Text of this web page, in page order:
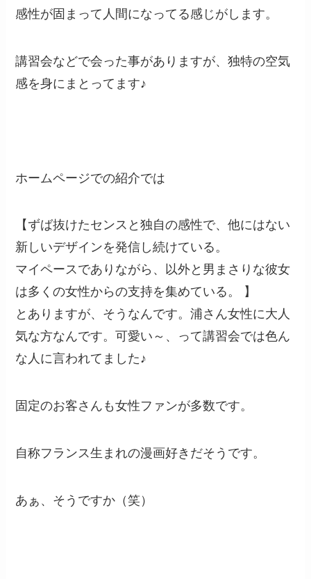
感性が固まって人間になってる感じがします。
講習会などで会った事がありますが、独特の空気
感を身にまとってます♪
ホームページでの紹介では
【ずば抜けたセンスと独自の感性で、他にはない
新しいデザインを発信し続けている。
マイペースでありながら、以外と男まさりな彼女
は多くの女性からの支持を集めている。 】
とありますが、そうなんです。浦さん女性に大人
気な方なんです。可愛い～、って講習会では色ん
な人に言われてました♪
固定のお客さんも女性ファンが多数です。
自称フランス生まれの漫画好きだそうです。
あぁ、そうですか（笑）